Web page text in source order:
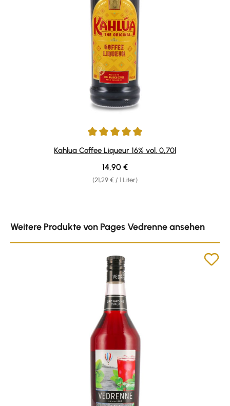
Durchschnittliche Bewertung von 4.94 von 5 Sternen
Kahlua Coffee Liqueur 16% vol. 0,70l
(21,29 € / 1 Liter)
Regulärer Preis:
14,90 €
Weitere Produkte von Pages Vedrenne ansehen